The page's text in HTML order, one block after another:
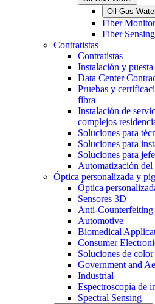
Oil-Gas-
Fiber
Fiber Sensing
Contratistas
Contratistas
Instalación y puesta
Data Center
Pruebas y
fibra
Instalación de
complejos
Soluciones para
Soluciones para
Soluciones para
Automatización del
Óptica personalizada y
Óptica
Sensores 3D
Anti-Counterfeiting
Automotive
Biomedical
Consumer
Soluciones de
Government and
Industrial
Espectroscopia de
Spectral Sensing